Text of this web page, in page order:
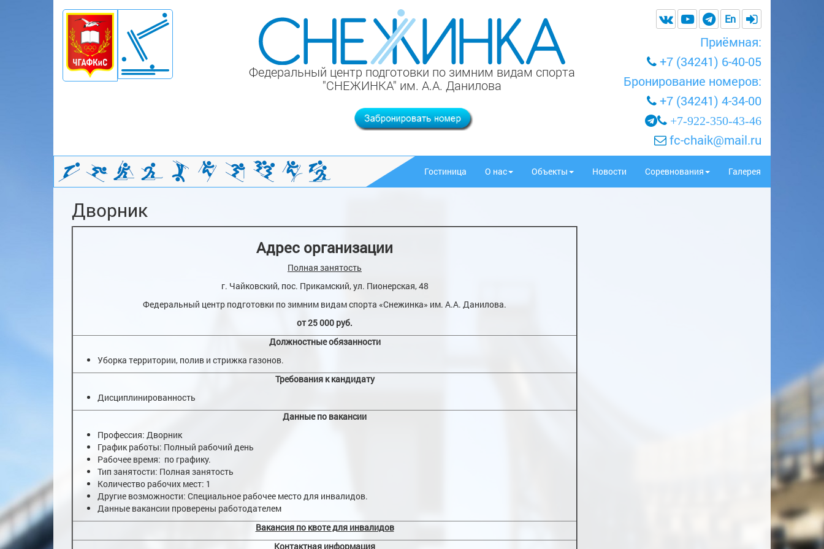
En
Приёмная:
+7 (34241) 6-40-05
Бронирование номеров:
+7 (34241) 4-34-00
+7-922-350-43-46
fc-chaik@mail.ru
Федеральный центр подготовки по зимним видам спорта
"СНЕЖИНКА" им. А.А. Данилова
Гостиница О нас Объекты Новости Соревнования Галерея
Дворник
Адрес организации
Полная занятость
г. Чайковский, пос. Прикамский, ул. Пионерская, 48
Федеральный центр подготовки по зимним видам спорта «Снежинка» им. А.А. Данилова.
от 25 000 руб.
Должностные обязанности
Уборка территории, полив и стрижка газонов.
Требования к кандидату
Дисциплинированность
Данные по вакансии
Профессия: Дворник
График работы: Полный рабочий день
Рабочее время: по графику.
Тип занятости: Полная занятость
Количество рабочих мест: 1
Другие возможности: Специальное рабочее место для инвалидов.
Данные вакансии проверены работодателем
Вакансия по квоте для инвалидов
Контактная информация